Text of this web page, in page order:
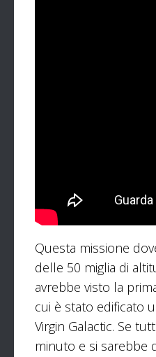
Questa missione
delle 50 miglia di
avrebbe visto la
cui è stato edificato
Virgin Galactic. Se
minuto e si sarebbe